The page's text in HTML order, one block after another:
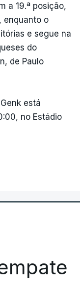
a 19.ª posição,
enquanto o
e segue na
do
de Paulo
está
no Estádio